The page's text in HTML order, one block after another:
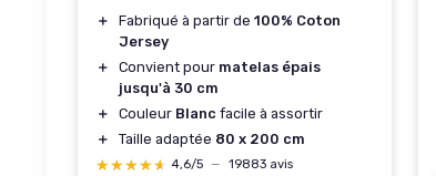
＋ Fabriqué à partir de 100% Coton
Jersey
＋
Convient pour matelas épais
jusqu'à 30 cm
＋
Couleur Blanc facile à assortir
＋
Taille adaptée 80 x 200 cm
★★★★★
★★★★★ 4,6/5 — 19883 avis